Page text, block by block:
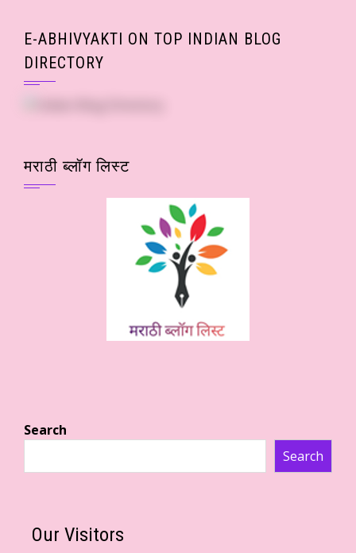
E-ABHIVYAKTI ON TOP INDIAN BLOG
DIRECTORY
मराठी ब्लॉग लिस्ट
Search
Search
Our Visitors